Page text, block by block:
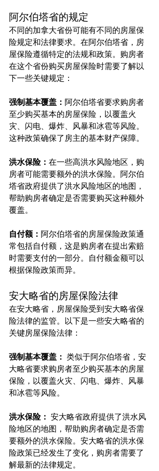
阿尔伯塔省的规定
不同的加拿大省份可能有不同的房屋保
险规定和法律要求。在阿尔伯塔省，房
屋保险遵循特定的法规和政策。购房者
在这个省份购买房屋保险时需要了解以
下一些关键规定：
强制基本覆盖： 阿尔伯塔省要求购房者
至少购买基本的房屋保险，以覆盖火
灾、闪电、爆炸、风暴和冰雹等风险。
这种政策确保了房主的基本财产保障。
洪水保险： 在一些高洪水风险地区，购
房者可能需要额外的洪水保险。阿尔伯
塔省政府提供了洪水风险地区的地图，
帮助购房者确定是否需要购买这种额外
覆盖。
自付额： 阿尔伯塔省的房屋保险政策通
常包括自付额，这是购房者在提出索赔
时需要支付的一部分。自付额金额可以
根据保险政策而异。
安大略省的房屋保险法律
在安大略省，房屋保险受到安大略省保
险法律的监管。以下是一些安大略省的
关键房屋保险法律：
强制基本覆盖： 类似于阿尔伯塔省，安
大略省要求购房者至少购买基本的房屋
保险，以覆盖火灾、闪电、爆炸、风暴
和冰雹等风险。
洪水保险： 安大略省政府提供了洪水风
险地区的地图，帮助购房者确定是否需
要额外的洪水保险。安大略省的洪水保
险政策已经发生了变化，购房者需要了
解最新的法律规定。